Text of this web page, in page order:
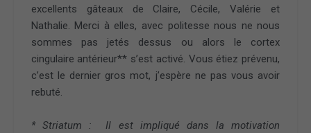
excellents gâteaux de Claire, Cécile, Valérie et
Nathalie. Merci à elles, avec politesse nous ne nous
sommes pas jetés dessus ou alors le cortex
cingulaire antérieur** s’est activé. Vous étiez prévenu,
c’est le dernier gros mot, j’espère ne pas vous avoir
rebuté.
* Striatum : Il est impliqué dans la motivation